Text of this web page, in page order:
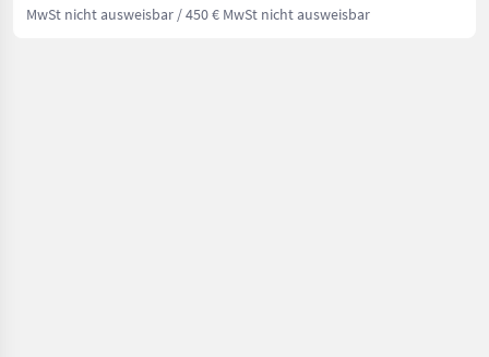
MwSt nicht ausweisbar / 450 € MwSt nicht ausweisbar